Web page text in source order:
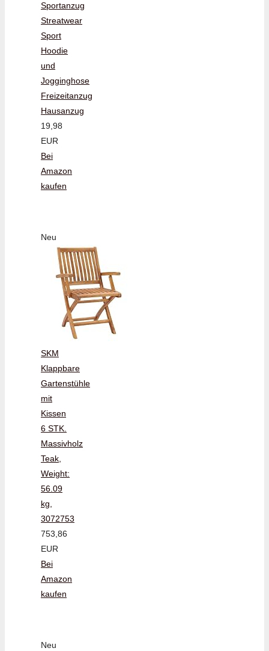
Sportanzug
Streatwear
Sport
Hoodie
und
Jogginghose
Freizeitanzug
Hausanzug
19,98
EUR
Bei
Amazon
kaufen
Neu
SKM
Klappbare
Gartenstühle
mit
Kissen
6 STK.
Massivholz
Teak,
Weight:
56.09
kg,
3072753
753,86
EUR
Bei
Amazon
kaufen
Neu